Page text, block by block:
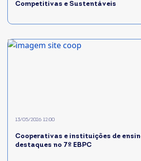
Competitivas e Sustentáveis
Cooperativas e instituições de
destaques no 7º EBPC
13/05/2026 12:00